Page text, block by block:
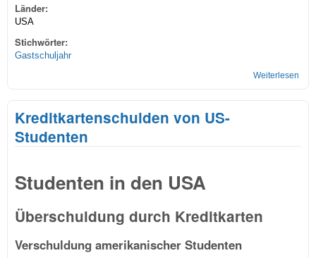
Länder:
USA
Stichwörter:
Gastschuljahr
Weiterlesen
Kreditkartenschulden von US-
Studenten
Studenten in den USA
Überschuldung durch Kreditkarten
Verschuldung amerikanischer Studenten